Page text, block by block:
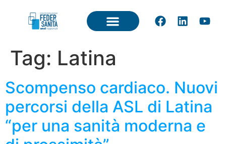
Tag: Latina
Scompenso cardiaco. Nuovi
percorsi della ASL di Latina
“per una sanità moderna e